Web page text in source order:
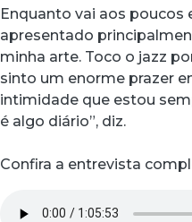
Enquanto vai aos poucos
apresentado
minha arte. Toco o jazz
sinto um enorme prazer
intimidade que estou
é algo diário”, diz.
Confira a entrevista